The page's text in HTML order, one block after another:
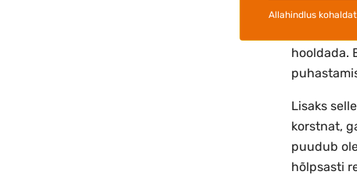
hooldada.
Lisaks
korstnat,
puudub
hõlpsasti
Allahindlus